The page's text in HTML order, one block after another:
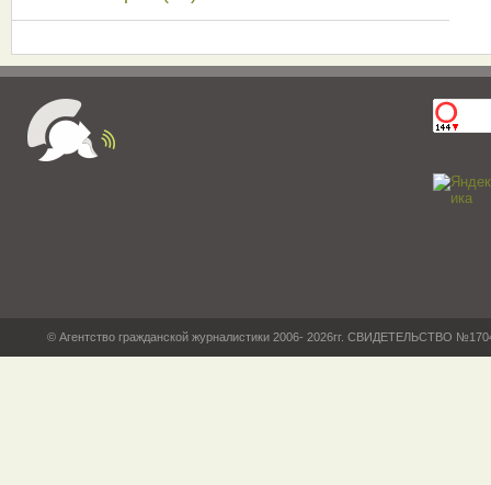
© Агентство гражданской журналистики 2006- 2026гг. СВИДЕТЕЛЬСТВО